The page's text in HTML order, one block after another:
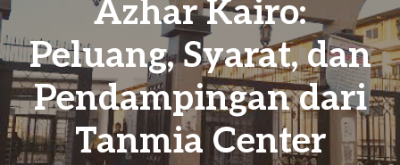
Azhar Kairo:
Peluang, Syarat, dan
Pendampingan dari
Tanmia Center